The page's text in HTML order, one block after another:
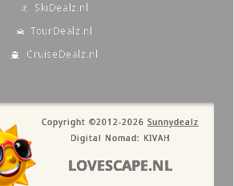
SkiDealz.nl
TourDealz.nl
CruiseDealz.nl
Copyright ©2012-2026 Sunnydealz
Digital Nomad: KIVAH
LOVESCAPE.NL